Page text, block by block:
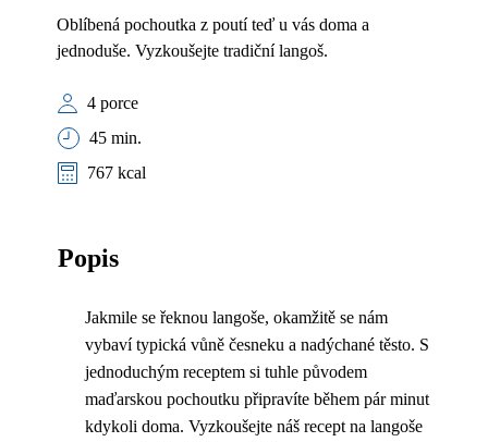
Oblíbená pochoutka z poutí teď u vás doma a
jednoduše. Vyzkoušejte tradiční langoš.
4 porce
45 min.
767 kcal
Popis
Jakmile se řeknou langoše, okamžitě se nám
vybaví typická vůně česneku a nadýchané těsto. S
jednoduchým receptem si tuhle původem
maďarskou pochoutku připravíte během pár minut
kdykoli doma. Vyzkoušejte náš recept na langoše